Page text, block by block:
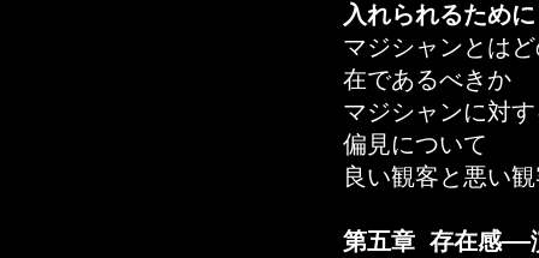
入れられるために
マジシャンとは
在であるべきか
マジシャンに対
偏見について
良い観客と悪い
第五章 存在感――